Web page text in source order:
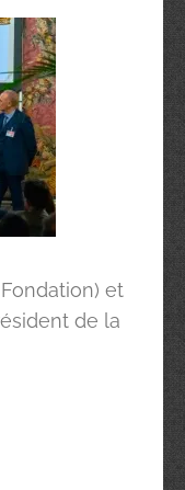
et
de la